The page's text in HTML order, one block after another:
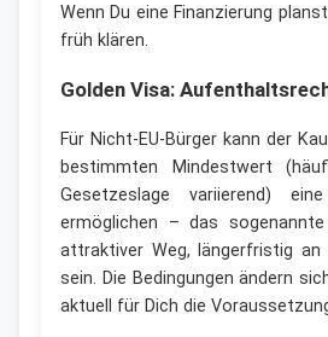
Wenn Du eine Finanzierung
früh klären.
Golden Visa:
Für Nicht-EU-Bürger kann der
bestimmten Mindestwert
Gesetzeslage variierend)
ermöglichen – das
attraktiver Weg, längerfristig an
sein. Die Bedingungen ändern
aktuell für Dich die